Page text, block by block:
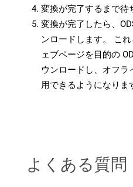
変換が完了するまで待
変換が完了したら、
ンロードします。 こ
ェブページを目的の
ウンロードし、オフラ
用できるようになりま
よくある質問